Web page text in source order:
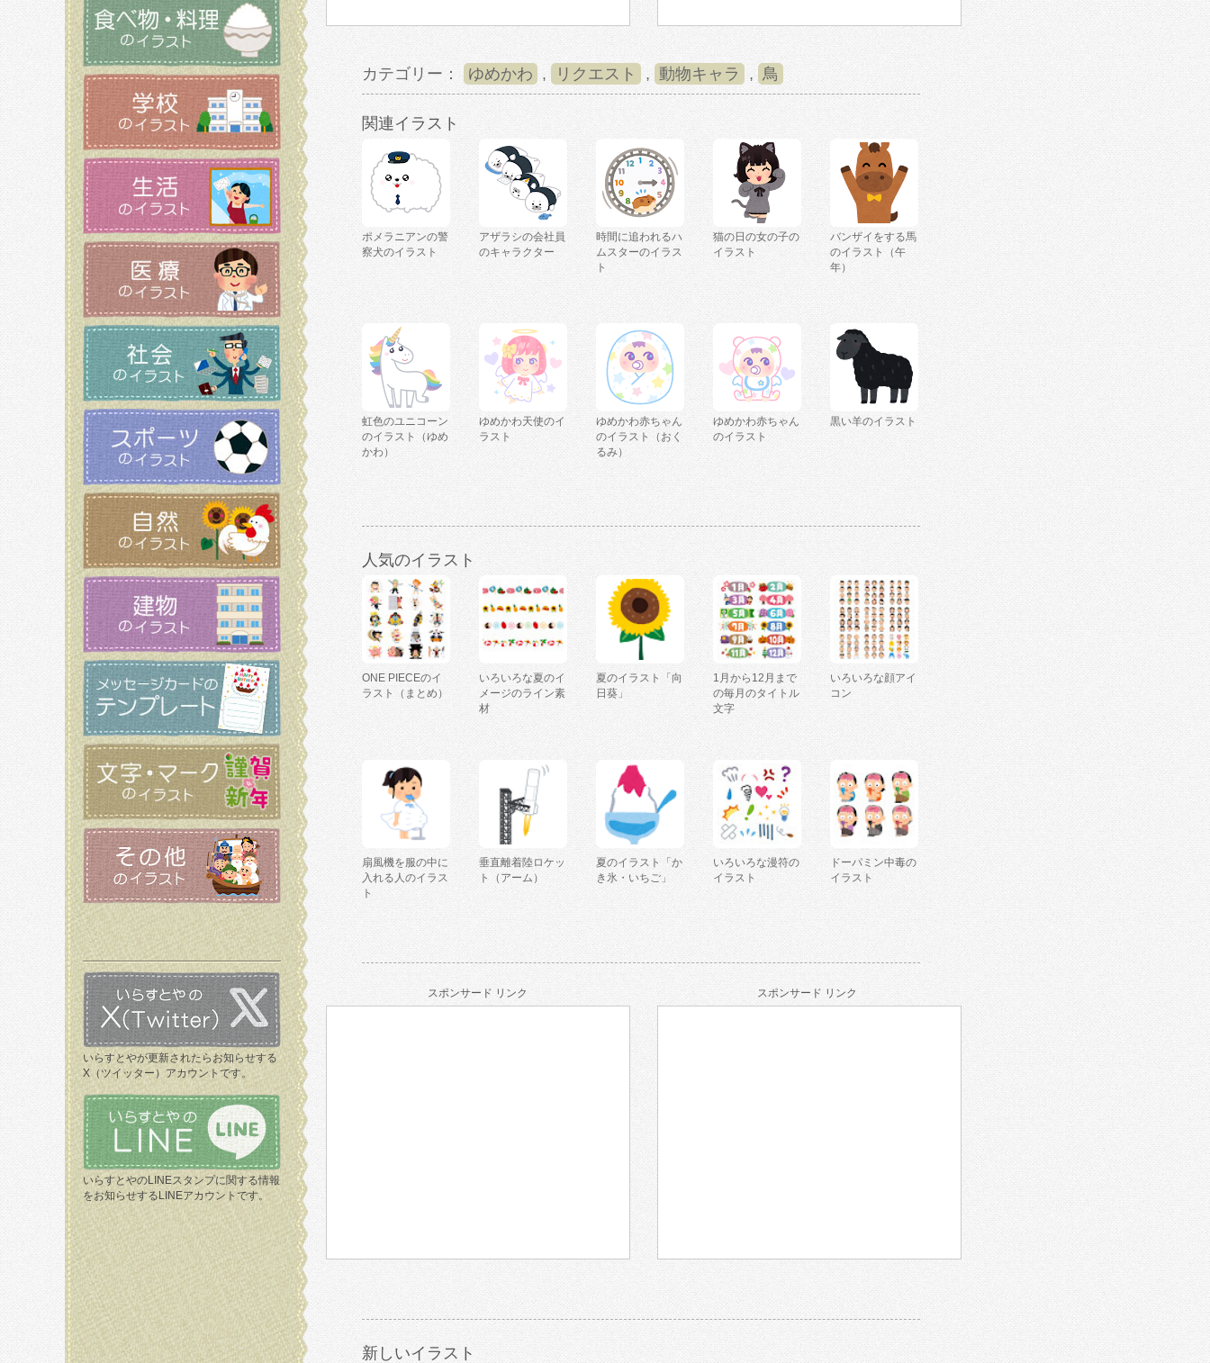
いらすとやが更新されたらお知らせする
X（ツイッター）アカウントです。
いらすとやのLINEスタンプに関する情報
をお知らせするLINEアカウントです。
カテゴリー： ゆめかわ , リクエスト , 動物キャラ , 鳥
関連イラスト
ポメラニアンの警
察犬のイラスト
アザラシの会社員
のキャラクター
時間に追われるハ
ムスターのイラス
ト
猫の日の女の子の
イラスト
バンザイをする馬
のイラスト（午
年）
虹色のユニコーン
のイラスト（ゆめ
かわ）
ゆめかわ天使のイ
ラスト
ゆめかわ赤ちゃん
のイラスト（おく
るみ）
ゆめかわ赤ちゃん
のイラスト
黒い羊のイラスト
人気のイラスト
ONE PIECEのイ
ラスト（まとめ）
いろいろな夏のイ
メージのライン素
材
夏のイラスト「向
日葵」
1月から12月まで
の毎月のタイトル
文字
いろいろな顔アイ
コン
扇風機を服の中に
入れる人のイラス
ト
垂直離着陸ロケッ
ト（アーム）
夏のイラスト「か
き氷・いちご」
いろいろな漫符の
イラスト
ドーパミン中毒の
イラスト
スポンサード リンク スポンサード リンク
新しいイラスト